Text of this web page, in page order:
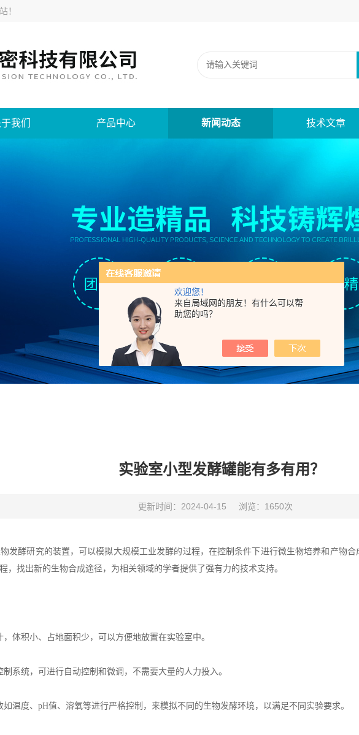
欢迎您！
来自局域网的朋友！有什么可以帮
助您的吗？
！
我们 产品中心 新闻动态 技术文章
实验室小型发酵罐能有多有用？
更新时间：2024-04-15 浏览：1650次
酵研究的装置，可以模拟大规模工业发酵的过程，在控制条件下进行微生物培养和产物合
，找出新的生物合成途径，为相关领域的学者提供了强有力的技术支持。
积小、占地面积少，可以方便地放置在实验室中。
统，可进行自动控制和微调，不需要大量的人力投入。
度、pH值、溶氧等进行严格控制，来模拟不同的生物发酵环境，以满足不同实验要求。